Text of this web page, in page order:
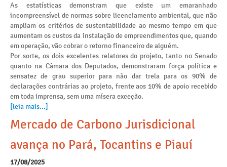
As estatísticas demonstram que existe um emaranhado
incompreensível de normas sobre licenciamento ambiental, que não
ampliam os critérios de sustentabilidade ao mesmo tempo em que
aumentam os custos da instalação de empreendimentos que, quando
em operação, vão cobrar o retorno financeiro de alguém.
Por sorte, os dois excelentes relatores do projeto, tanto no Senado
quanto na Câmara dos Deputados, demonstraram força política e
sensatez de grau superior para não dar trela para os 90% de
declarações contrárias ao projeto, frente aos 10% de apoio recebido
em toda imprensa, sem uma mísera exceção.
[leia mais...]
Mercado de Carbono Jurisdicional
avança no Pará, Tocantins e Piauí
17/08/2025